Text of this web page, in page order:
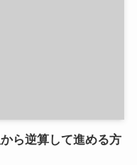
ら逆算して進める方